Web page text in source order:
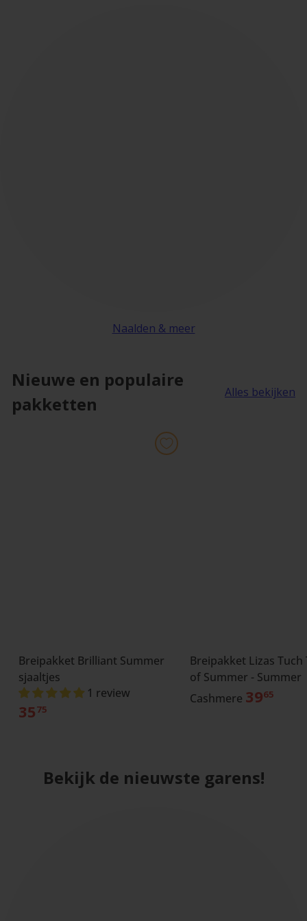
Naalden & meer
Nieuwe en populaire
pakketten
Alles bekijken
Breipakket Brilliant Summer
sjaaltjes
1 review
3575
Breipakket Lizas Tuch
of Summer - Summer
Cashmere 3965
Bekijk de nieuwste garens!